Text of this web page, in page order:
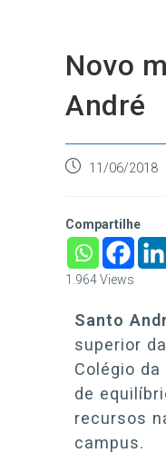
Novo
André
Post11/06/2018
Compartilhe
1.964Views
Santo
superior
Colégio
de
recursos
campus.